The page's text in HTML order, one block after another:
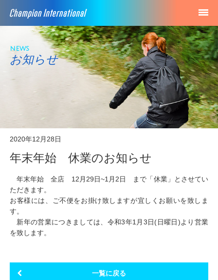
news
お知らせ
2020年12月28日
年末年始 休業のお知らせ
年末年始 全店 12月29日~1月2日 まで「休業」とさせてい
ただきます。
お客様には、ご不便をお掛け致しますが宜しくお願いを致しま
す。
新年の営業につきましては、令和3年1月3日(日曜日)より営業
を致します。
一覧に戻る